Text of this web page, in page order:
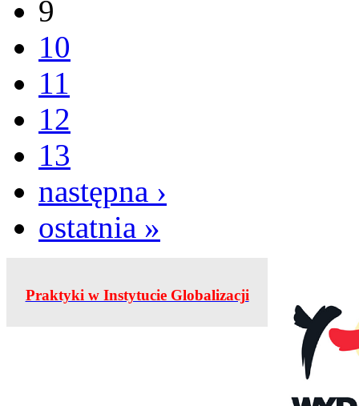
9
10
11
12
13
następna ›
ostatnia »
Praktyki w Instytucie Globalizacji